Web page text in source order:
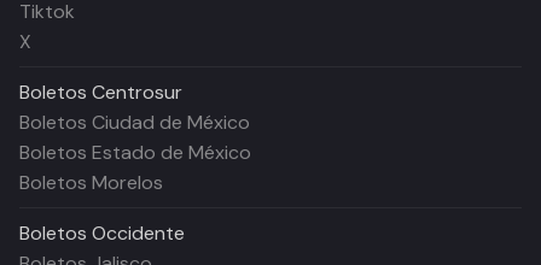
Tiktok
X
Boletos Centrosur
Boletos Ciudad de México
Boletos Estado de México
Boletos Morelos
Boletos Occidente